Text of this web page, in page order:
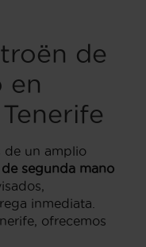
de
en
de un amplio
segunda mano
inmediata.
ofrecemos